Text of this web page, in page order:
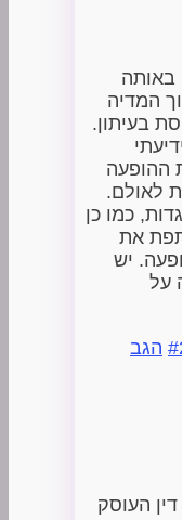
באותה
המדיה
בעיתון.
ההופעה
לאולם.
כמו כן
את
יש
על
הגב
העוסק